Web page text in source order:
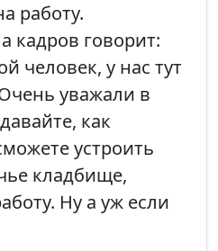
работу.
кадров говорит:
человек, у нас тут
уважали в
как
устроить
кладбище,
Ну а уж если